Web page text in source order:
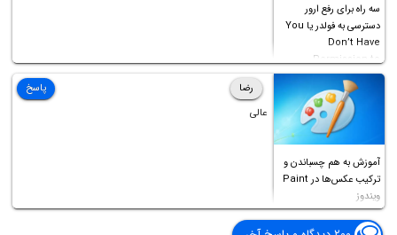
سه راه برای رفع ارور
دسترسی به فولدر یا You
Don’t Have
Permission to
Access this folder
آموزش به هم چسباندن و
ترکیب عکس‌ها در Paint
ویندوز
رضا
عالی
پاسخ